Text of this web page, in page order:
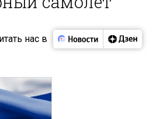
нас в